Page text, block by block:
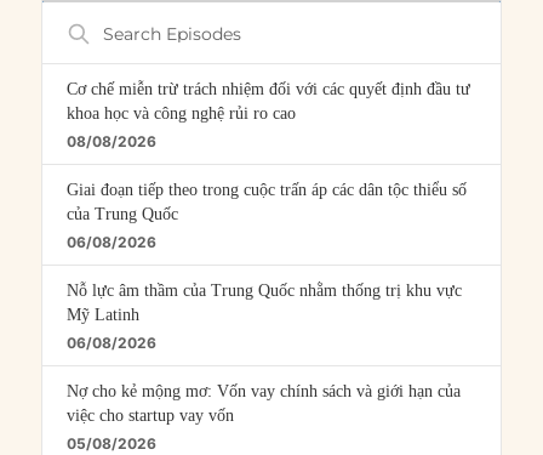
Search
Episodes
Cơ chế miễn trừ trách nhiệm đối với các quyết định đầu tư
khoa học và công nghệ rủi ro cao
08/08/2026
Giai đoạn tiếp theo trong cuộc trấn áp các dân tộc thiểu số
của Trung Quốc
06/08/2026
Nỗ lực âm thầm của Trung Quốc nhằm thống trị khu vực
Mỹ Latinh
06/08/2026
Nợ cho kẻ mộng mơ: Vốn vay chính sách và giới hạn của
việc cho startup vay vốn
05/08/2026